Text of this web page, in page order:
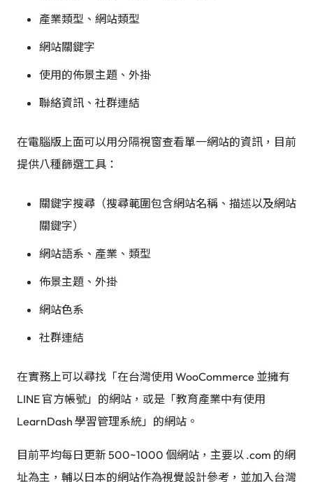
產業類型、網站類型
網站關鍵字
使用的佈景主題、外掛
聯絡資訊、社群連結
在電腦版上面可以用分隔視窗查看單一網站的資訊，目前
提供八種篩選工具：
關鍵字搜尋（搜尋範圍包含網站名稱、描述以及網站
關鍵字）
網站語系、產業、類型
佈景主題、外掛
網站色系
社群連結
在實務上可以尋找「在台灣使用 WooCommerce 並擁有
LINE 官方帳號」的網站，或是「教育產業中有使用
LearnDash 學習管理系統」的網站。
目前平均每日更新 500~1000 個網站，主要以 .com 的網
址為主，輔以日本的網站作為視覺設計參考，並加入台灣